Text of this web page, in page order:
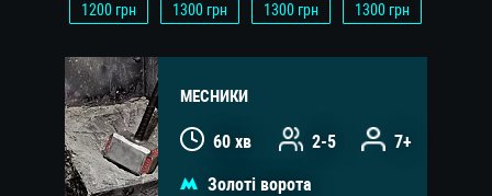
1200грн 1300грн 1300грн 1300грн
МЕСНИКИ
60 хв 2-5 7+
Золоті ворота